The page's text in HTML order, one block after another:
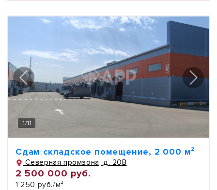
1/11
Сдам складское помещение, 2 000 м²
Северная промзона, д. 20В
2 500 000 руб.
1 250 руб./м²